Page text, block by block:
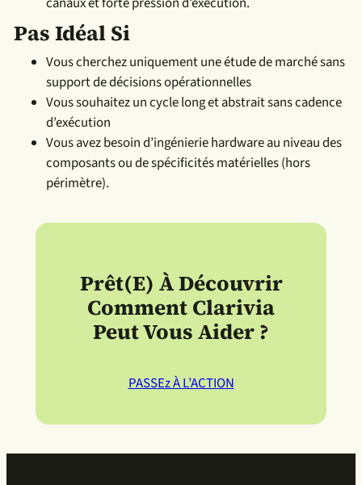
Pas Idéal Si
Vous cherchez uniquement une étude de marché sans
support de décisions opérationnelles
Vous souhaitez un cycle long et abstrait sans cadence
d’exécution
Vous avez besoin d’ingénierie hardware au niveau des
composants ou de spécificités matérielles (hors
périmètre).
Prêt(e) À Découvrir
Comment Clarivia
Peut Vous Aider ?
PASSEz À L’ACTION